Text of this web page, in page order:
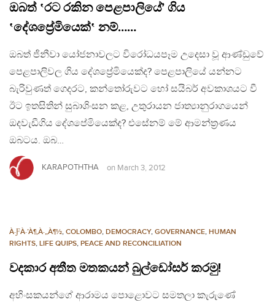
ඔබත් ‛රට රකින පෙළපාලියේ’ ගිය
‛දේශප්‍රේමියෙක්‛ නම්……
ඔබත් ජිනීවා යෝජනාවලට විරෝධයපෑම උදෙසා වූ ආණ්ඩුවේ
පෙළපාලිවල ගිය දේශප්‍රේමියෙක්ද? පෙළපාලියේ යන්නට
බැරිවුණත් ගෙදරට, කන්තෝරුවට හෝ සයිබර් අවකාශයට වී
ඊට ඉතසිතින් සුබාශිංසන කළ, උතුරායන ජාත්‍යානුරාගයෙන්
ඔදවැඩීගිය දේශපේමියෙක්ද? එසේනම් මේ ආමන්ත්‍රණය
ඔබටය. ඔබ…
KARAPOTHTHA on March 3, 2012
À·ƑÀ·’À¶‚À·„À¶½, COLOMBO, DEMOCRACY, GOVERNANCE, HUMAN
RIGHTS, LIFE QUIPS, PEACE AND RECONCILIATION
වදකාර අතීත මතකයන් බුල්ඩෝසර් කරමු!
අහිංසකයන්ගේ ආරාමය පොළොවට සමතලා කැරුණේ